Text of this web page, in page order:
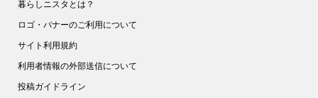
暮らしニスタとは？
ロゴ・バナーのご利用について
サイト利用規約
利用者情報の外部送信について
投稿ガイドライン